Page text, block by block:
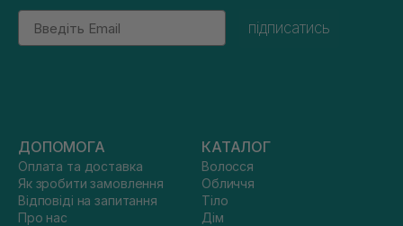
Email
підписатись
ДОПОМОГА
Оплата та доставка
Як зробити замовлення
Відповіді на запитання
Про нас
КАТАЛОГ
Волосся
Обличчя
Тіло
Дім